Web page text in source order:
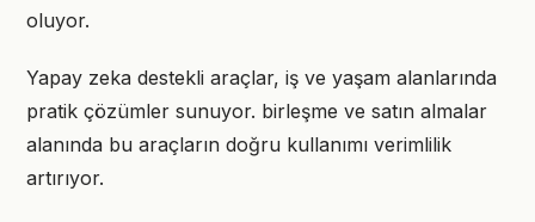
oluyor.
Yapay zeka destekli araçlar, iş ve yaşam alanlarında
pratik çözümler sunuyor. birleşme ve satın almalar
alanında bu araçların doğru kullanımı verimlilik
artırıyor.